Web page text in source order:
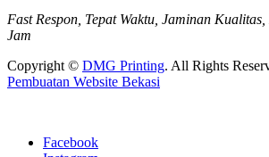
Fast Respon, Tepat Waktu, Jaminan
Jam
Copyright © DMG Printing. All Rights
Pembuatan Website Bekasi
Facebook